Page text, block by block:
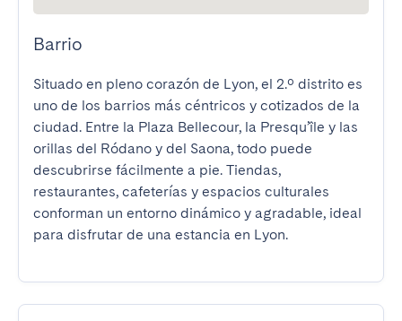
Barrio
Situado en pleno corazón de Lyon, el 2.º distrito es
uno de los barrios más céntricos y cotizados de la
ciudad. Entre la Plaza Bellecour, la Presqu’île y las
orillas del Ródano y del Saona, todo puede
descubrirse fácilmente a pie. Tiendas,
restaurantes, cafeterías y espacios culturales
conforman un entorno dinámico y agradable, ideal
para disfrutar de una estancia en Lyon.